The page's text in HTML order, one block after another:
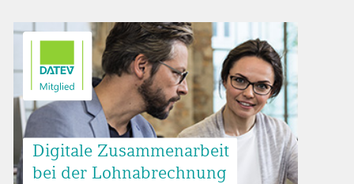
Digitale Zusammenarbeit
bei der Lohnabrechnung